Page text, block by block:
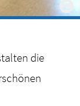
die